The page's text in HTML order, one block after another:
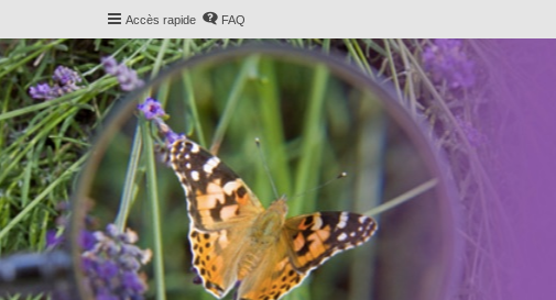
Accès rapide FAQ